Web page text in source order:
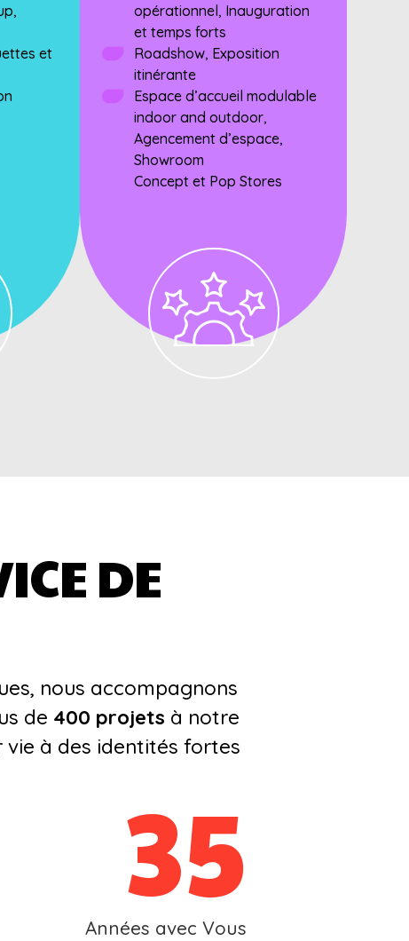
et
opérationnel, Inauguration
et temps forts
Roadshow, Exposition
itinérante
Espace d’accueil modulable
indoor and outdoor,
Agencement d’espace,
Showroom
Concept et Pop Stores
DE
nous accompagnons
de 400 projets à notre
vie à des identités fortes
Années avec Vous
35